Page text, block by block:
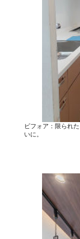
ビフォア：限られ
いに。